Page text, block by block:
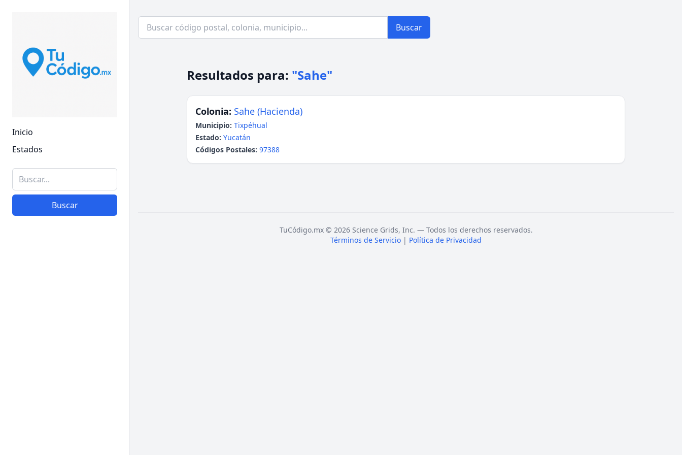
Inicio
Estados
Buscar
Buscar
Resultados para: "Sahe"
Colonia: Sahe (Hacienda)
Municipio: Tixpéhual
Estado: Yucatán
Códigos Postales: 97388
TuCódigo.mx © 2026 Science Grids, Inc. — Todos los derechos reservados.
Términos de Servicio | Política de Privacidad